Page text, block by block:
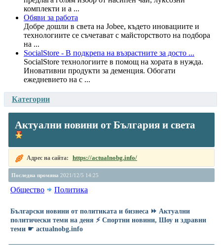
комплекти и а ...
Обяви за работа
Добре дошли в света на Jobee, където иновациите и
технологиите се съчетават с майсторството на подбора
на ...
SocialStore - В подкрепа на възрастните за досто ...
SocialStore технологиите в помощ на хората в нужда.
Иновативни продукти за деменция. Обогати
ежедневието на с ...
Категории
Актуални новини от България и света
Адрес на сайта: https://actualnobg.info/
Последна промяна 2021/12/5 14:25
Общество Политика
Български новини от политиката и бизнеса ⏩ Актуални
политически теми на деня ⚡ Спортни новини, Шоу и здравни
теми ☛ actualnobg.info